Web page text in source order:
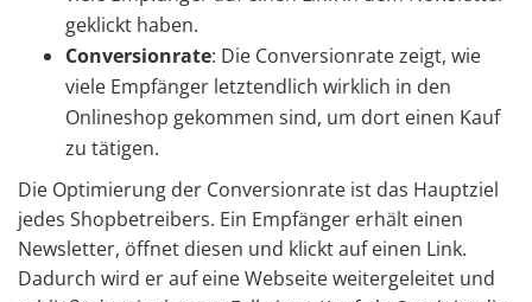
geklickt haben.
Conversionrate:​ Die Conversionrate zeigt, wie
viele Empfänger letztendlich wirklich in den
Onlineshop gekommen sind, um dort einen Kauf
zu tätigen.
Die Optimierung der Conversionrate ist das Hauptziel
jedes Shopbetreibers. Ein Empfänger erhält einen
Newsletter, öffnet diesen und klickt auf einen Link.
Dadurch wird er auf eine Webseite weitergeleitet und